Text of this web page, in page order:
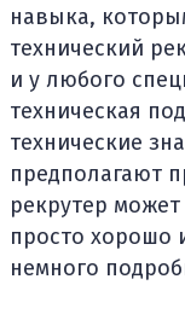
навыка,
технический
и у любого
техническая
технические
предполагают
рекрутер
просто хорошо
немного